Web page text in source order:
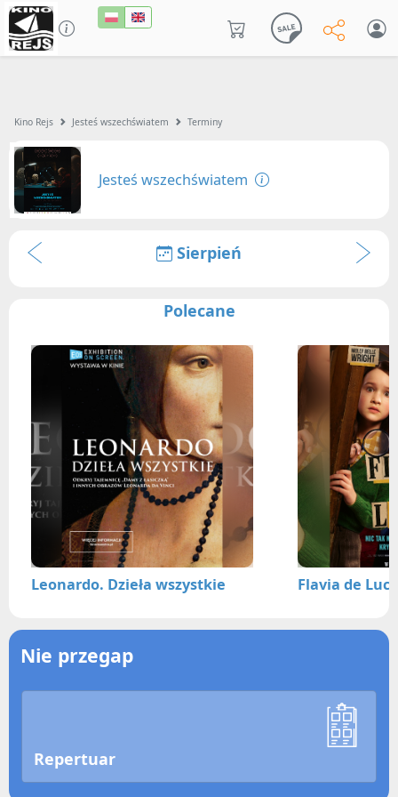
Kino Rejs Jesteś wszechświatem Terminy
Jesteś wszechświatem
Sierpień
Polecane
Leonardo. Dzieła wszystkie Flavia de Luce
Nie przegap
Repertuar